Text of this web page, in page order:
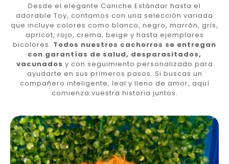
Desde el elegante Caniche Estándar hasta el
adorable Toy, contamos con una selección variada
que incluye colores como blanco, negro, marrón, gris,
apricot, rojo, crema, beige y hasta ejemplares
bicolores. Todos nuestros cachorros se entregan
con garantías de salud, desparasitados,
vacunados y con seguimiento personalizado para
ayudarte en sus primeros pasos. Si buscas un
compañero inteligente, leal y lleno de amor, aquí
comienza vuestra historia juntos.